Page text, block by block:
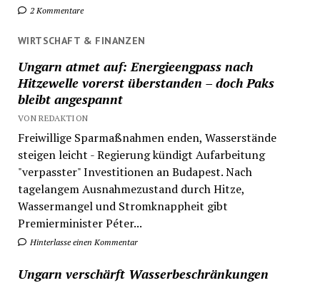
2 Kommentare
WIRTSCHAFT & FINANZEN
Ungarn atmet auf: Energieengpass nach
Hitzewelle vorerst überstanden – doch Paks
bleibt angespannt
VON REDAKTION
Freiwillige Sparmaßnahmen enden, Wasserstände
steigen leicht - Regierung kündigt Aufarbeitung
"verpasster" Investitionen an Budapest. Nach
tagelangem Ausnahmezustand durch Hitze,
Wassermangel und Stromknappheit gibt
Premierminister Péter...
Hinterlasse einen Kommentar
Ungarn verschärft Wasserbeschränkungen